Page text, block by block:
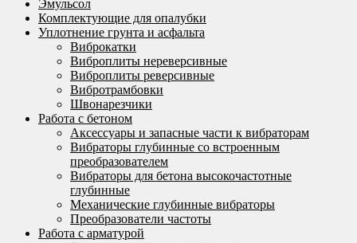
Эмульсол
Комплектующие для опалубки
Уплотнение грунта и асфальта
Виброкатки
Виброплиты нереверсивные
Виброплиты реверсивные
Вибротрамбовки
Швонарезчики
Работа с бетоном
Аксессуары и запасные части к вибраторам
Вибраторы глубинные со встроенным
преобразователем
Вибраторы для бетона высокочастотные
глубинные
Механические глубинные вибраторы
Преобразователи частоты
Работа с арматурой